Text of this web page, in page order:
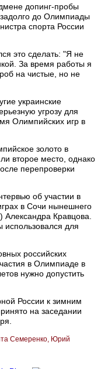
допинг-пробы
до Олимпиады
спорта России
это сделать: "Я не
За время работы я
на чистые, но не
украинские
угрозу для
Олимпийских игр в
золото в
второе место, однако
перепроверки
об участии в
в Сочи нынешнего
Александра Кравцова.
использовался для
российских
в Олимпиаде в
нужно допустить
России к зимним
на заседании
Семеренко Юрий